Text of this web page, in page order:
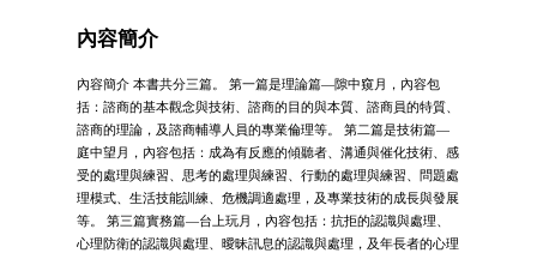
內容簡介
內容簡介 本書共分三篇。 第一篇是理論篇—隙中窺月，內容包
括：諮商的基本觀念與技術、諮商的目的與本質、諮商員的特質、
諮商的理論，及諮商輔導人員的專業倫理等。 第二篇是技術篇—
庭中望月，內容包括：成為有反應的傾聽者、溝通與催化技術、感
受的處理與練習、思考的處理與練習、行動的處理與練習、問題處
理模式、生活技能訓練、危機調適處理，及專業技術的成長與發展
等。 第三篇實務篇—台上玩月，內容包括：抗拒的認識與處理、
心理防衛的認識與處理、曖昧訊息的認識與處理，及年長者的心理